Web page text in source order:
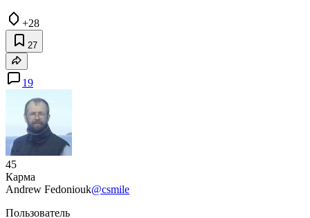
+28
27
19
45
Карма
Andrew Fedoniouk@csmile
Пользователь